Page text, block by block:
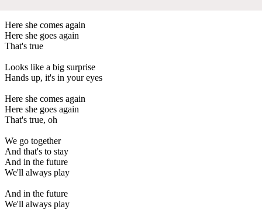
Here she comes again
Here she goes again
That's true
Looks like a big surprise
Hands up, it's in your eyes
Here she comes again
Here she goes again
That's true, oh
We go together
And that's to stay
And in the future
We'll always play
And in the future
We'll always play